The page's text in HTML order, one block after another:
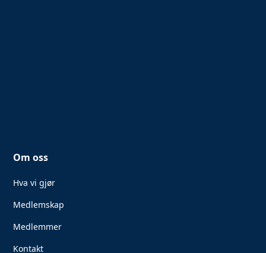
Om oss
Hva vi gjør
Medlemskap
Medlemmer
Kontakt